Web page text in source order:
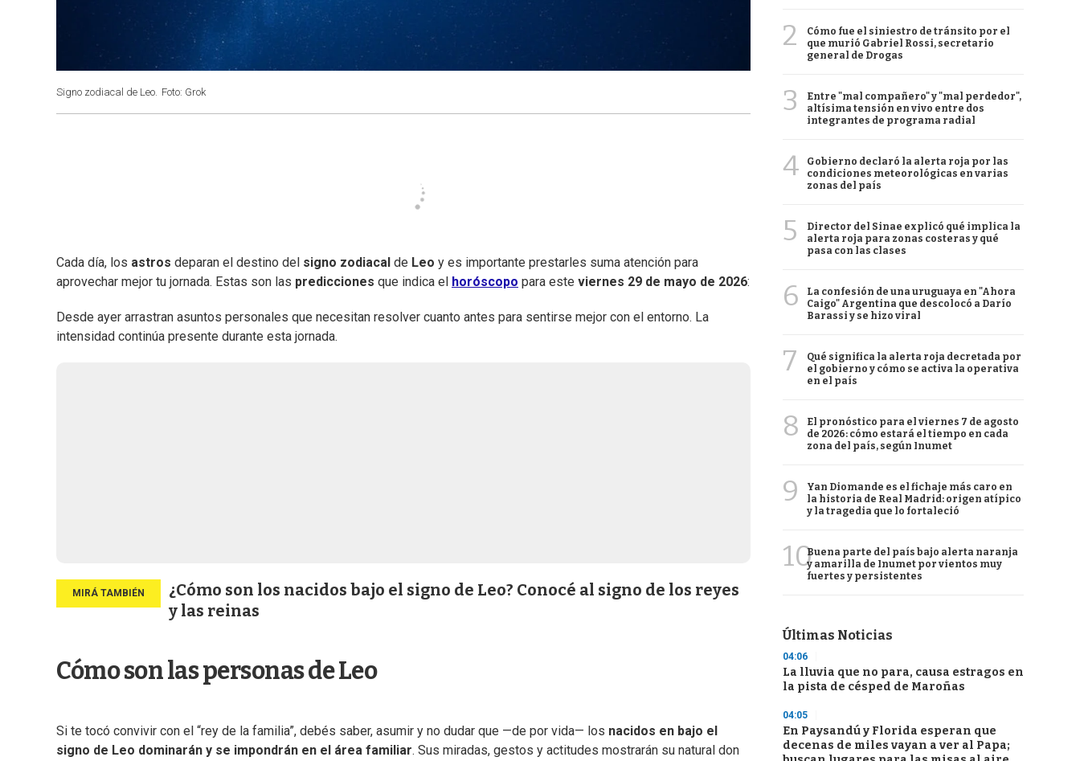
Signo zodiacal de Leo. Foto: Grok
Cada día, los astros deparan el destino del signo zodiacal de Leo y es importante prestarles suma atención para
aprovechar mejor tu jornada. Estas son las predicciones que indica el horóscopo para este viernes 29 de mayo de 2026:
Desde ayer arrastran asuntos personales que necesitan resolver cuanto antes para sentirse mejor con el entorno. La
intensidad continúa presente durante esta jornada.
¿Cómo son los nacidos bajo el signo de Leo? Conocé al signo de los reyes
y las reinas
Cómo son las personas de Leo
Si te tocó convivir con el “rey de la familia”, debés saber, asumir y no dudar que —de por vida— los nacidos en bajo el
signo de Leo dominarán y se impondrán en el área familiar. Sus miradas, gestos y actitudes mostrarán su natural don
2
Cómo fue el siniestro de tránsito por el
que murió Gabriel Rossi, secretario
general de Drogas
3
Entre "mal compañero" y "mal perdedor",
altísima tensión en vivo entre dos
integrantes de programa radial
4
Gobierno declaró la alerta roja por las
condiciones meteorológicas en varias
zonas del país
5
Director del Sinae explicó qué implica la
alerta roja para zonas costeras y qué
pasa con las clases
6
La confesión de una uruguaya en "Ahora
Caigo" Argentina que descolocó a Darío
Barassi y se hizo viral
7
Qué significa la alerta roja decretada por
el gobierno y cómo se activa la operativa
en el país
8
El pronóstico para el viernes 7 de agosto
de 2026: cómo estará el tiempo en cada
zona del país, según Inumet
9
Yan Diomande es el fichaje más caro en
la historia de Real Madrid: origen atípico
y la tragedia que lo fortaleció
10Buena parte del país bajo alerta naranja
y amarilla de Inumet por vientos muy
fuertes y persistentes
Últimas Noticias
04:06
La lluvia que no para, causa estragos en
la pista de césped de Maroñas
04:05
En Paysandú y Florida esperan que
decenas de miles vayan a ver al Papa;